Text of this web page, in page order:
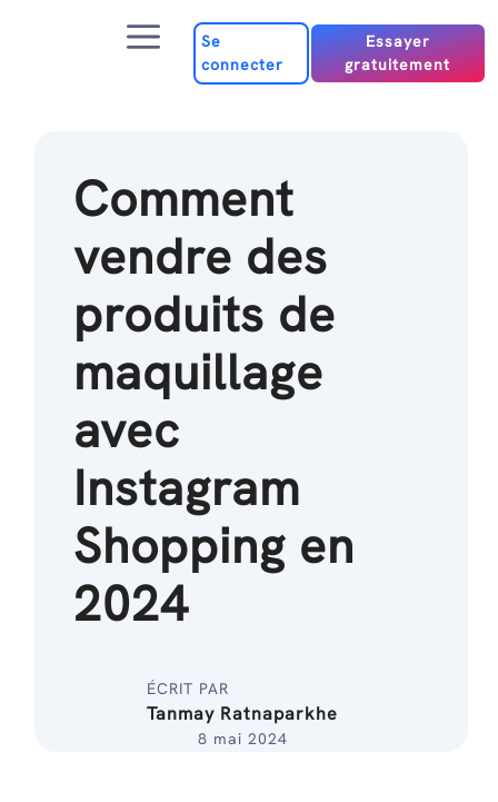
Menu
Se
connecter
Essayer
gratuitement
Comment
vendre des
produits de
maquillage
avec
Instagram
Shopping en
2024
ÉCRIT PAR
Tanmay Ratnaparkhe
8 mai 2024